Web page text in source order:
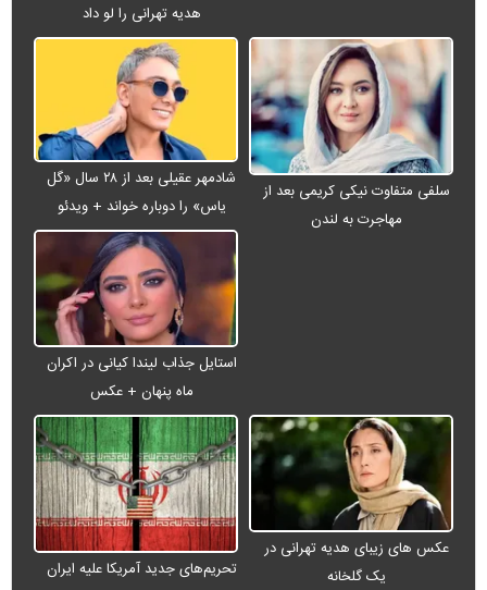
هدیه تهرانی را لو داد
سلفی متفاوت نیکی کریمی بعد از
مهاجرت به لندن
شادمهر عقیلی بعد از ۲۸ سال «گل
یاس» را دوباره خواند + ویدئو
استایل جذاب لیندا کیانی در اکران
ماه پنهان + عکس
عکس های زیبای هدیه تهرانی در
یک گلخانه
تحریم‌های جدید آمریکا علیه ایران